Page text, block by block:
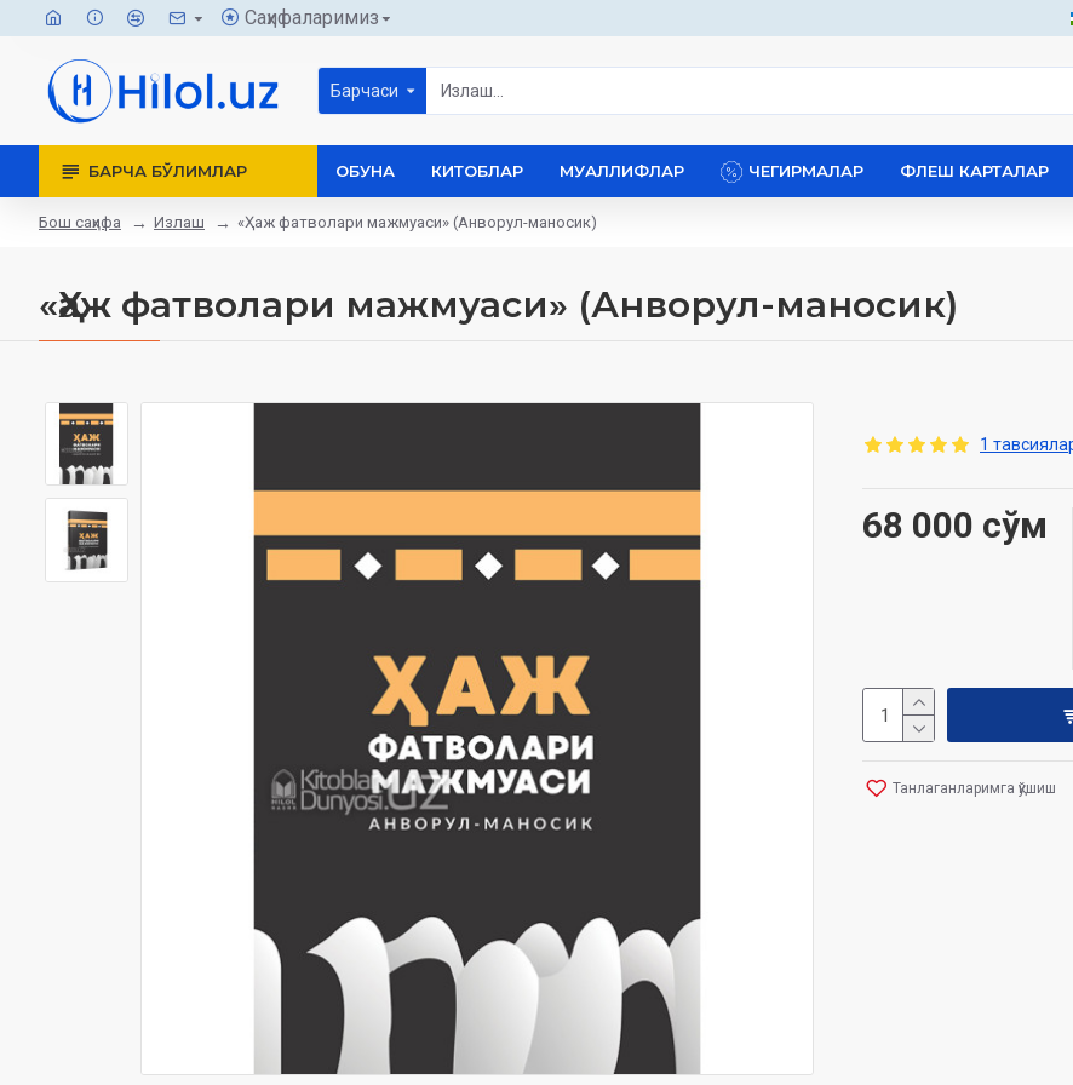
Саҳифаларимиз
Барчаси
БАРЧА БЎЛИМЛАР ОБУНА КИТОБЛАР МУАЛЛИФЛАР ЧЕГИРМАЛАР ФЛЕШ КАРТАЛАР
Бош саҳифа Излаш «Ҳаж фатволари мажмуаси» (Анворул-маносик)
«Ҳаж фатволари мажмуаси» (Анворул-маносик)
1
68 000 сўм
Танлаганларимга қўшиш